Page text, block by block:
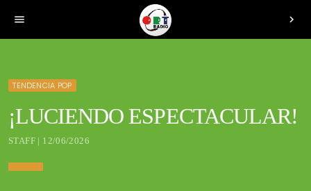
menu chevron_right
TENDENCIA POP
¡LUCIENDO ESPECTACULAR!
STAFF | 12/06/2026